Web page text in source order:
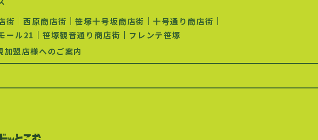
街 西原商店街 笹塚十号坂商店街
十号通り商店街
ール21 笹塚観音通り商店街
フレンテ笹塚
加盟店様へのご案内